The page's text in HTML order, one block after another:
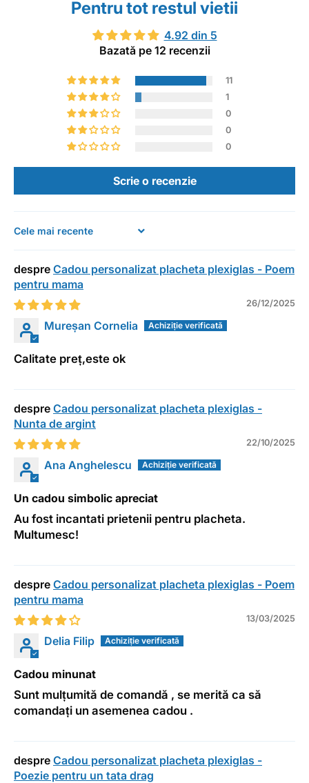
Pentru tot restul vietii
4.92 din 5
Bazată pe 12 recenzii
11
1
0
0
0
Scrie o recenzie
Sort by
Cadou personalizat placheta plexiglas - Poem
pentru mama
26/12/2025
Mureșan Cornelia
Calitate preț,este ok
Cadou personalizat placheta plexiglas -
Nunta de argint
22/10/2025
Ana Anghelescu
Un cadou simbolic apreciat
Au fost incantati prietenii pentru placheta.
Multumesc!
Cadou personalizat placheta plexiglas - Poem
pentru mama
13/03/2025
Delia Filip
Cadou minunat
Sunt mulțumită de comandă , se merită ca să
comandați un asemenea cadou .
Cadou personalizat placheta plexiglas -
Poezie pentru un tata drag